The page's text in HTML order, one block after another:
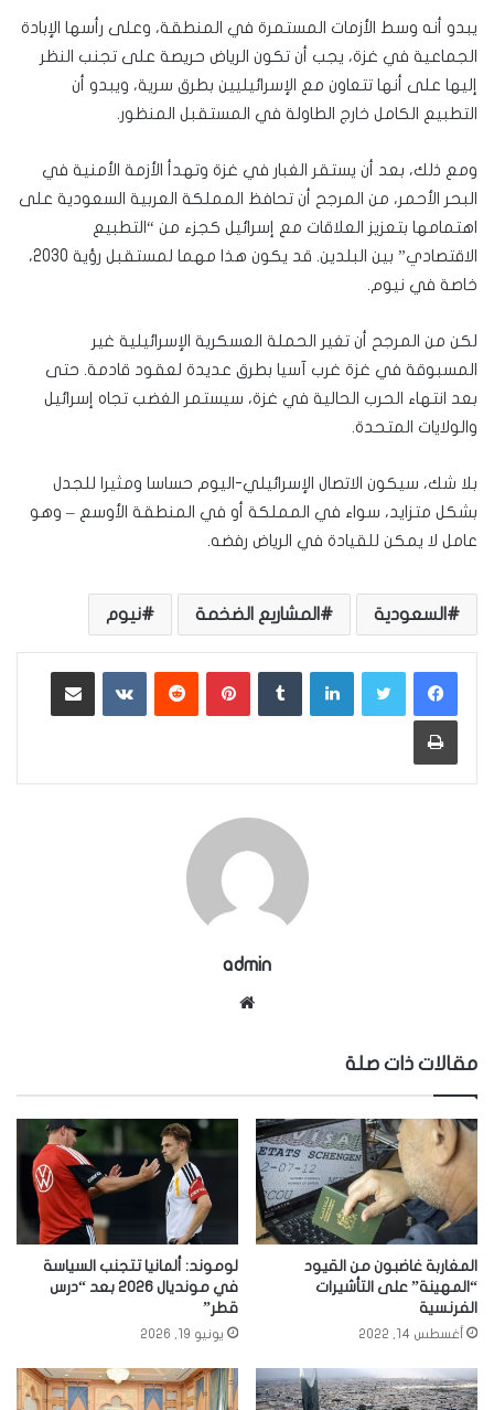
يبدو أنه وسط الأزمات المستمرة في المنطقة، وعلى رأسها الإبادة
الجماعية في غزة، يجب أن تكون الرياض حريصة على تجنب النظر
إليها على أنها تتعاون مع الإسرائيليين بطرق سرية، ويبدو أن
التطبيع الكامل خارج الطاولة في المستقبل المنظور.
ومع ذلك، بعد أن يستقر الغبار في غزة وتهدأ الأزمة الأمنية في
البحر الأحمر، من المرجح أن تحافظ المملكة العربية السعودية على
اهتمامها بتعزيز العلاقات مع إسرائيل كجزء من “التطبيع
الاقتصادي” بين البلدين. قد يكون هذا مهما لمستقبل رؤية 2030،
خاصة في نيوم.
لكن من المرجح أن تغير الحملة العسكرية الإسرائيلية غير
المسبوقة في غزة غرب آسيا بطرق عديدة لعقود قادمة. حتى
بعد انتهاء الحرب الحالية في غزة، سيستمر الغضب تجاه إسرائيل
والولايات المتحدة.
بلا شك، سيكون الاتصال الإسرائيلي-اليوم حساسا ومثيرا للجدل
بشكل متزايد، سواء في المملكة أو في المنطقة الأوسع – وهو
عامل لا يمكن للقيادة في الرياض رفضه.
السعودية المشاريع الضخمة نيوم
لينكدإن بينتيريست مشاركة عبر البريد
طباعة
admin
مقالات ذات صلة
المغاربة غاضبون من القيود
“المهينة” على التأشيرات
الفرنسية
أغسطس 14, 2022
لوموند: ألمانيا تتجنب السياسة
في مونديال 2026 بعد “درس
قطر”
يونيو 19, 2026